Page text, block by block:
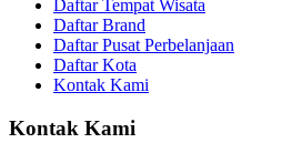
Daftar Tempat Wisata
Daftar Brand
Daftar Pusat Perbelanjaan
Daftar Kota
Kontak Kami
Kontak Kami